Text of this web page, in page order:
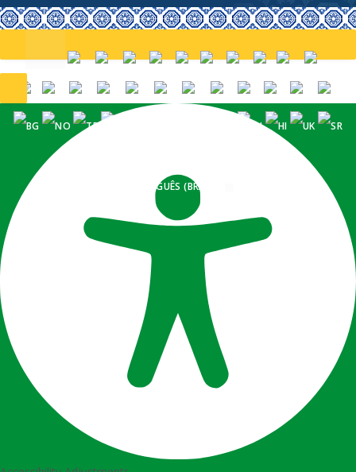
PORTUGUÊS (BRASIL)